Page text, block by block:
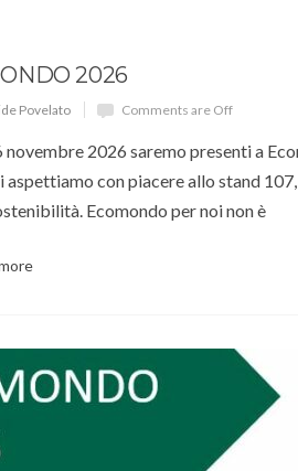
2026
Povelato Comments are Off
novembre 2026 saremo presenti a
aspettiamo con piacere allo stand
Ecomondo per noi non è